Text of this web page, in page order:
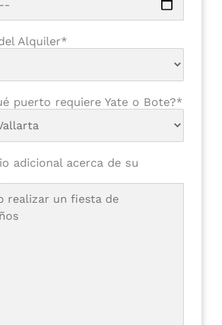
Alquiler*
puerto requiere Yate o Bote?*
adicional acerca de su